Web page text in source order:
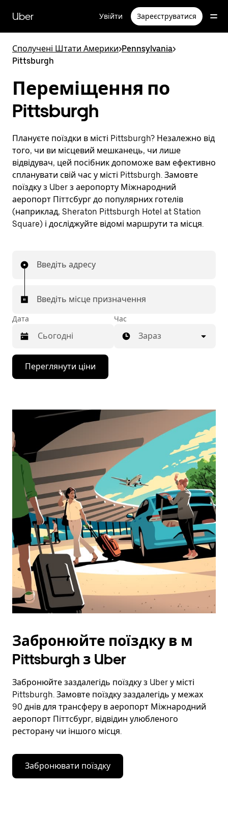
основного
вмісту
Uber Увійти Зареєструватися
Сполучені Штати Америки>Pennsylvania>
Pittsburgh
Переміщення по
Pittsburgh
Плануєте поїздки в місті Pittsburgh? Незалежно від
того, чи ви місцевий мешканець, чи лише
відвідувач, цей посібник допоможе вам ефективно
спланувати свій час у місті Pittsburgh. Замовте
поїздку з Uber з аеропорту Міжнародний
аеропорт Піттсбург до популярних готелів
(наприклад, Sheraton Pittsburgh Hotel at Station
Square) і досліджуйте відомі маршрути та місця.
Введіть адресу
Введіть місце призначення
Дата
Натисніть
клавішу
зі
відкрити
і
вибрати
дату.
Щоб
закрити
календар,
натисніть
клавішу
ESC.
Час
Зараз
Переглянути ціни
Забронюйте поїздку в м
Pittsburgh з Uber
Забронюйте заздалегідь поїздку з Uber у місті
Pittsburgh. Замовте поїздку заздалегідь у межах
90 днів для трансферу в аеропорт Міжнародний
аеропорт Піттсбург, відвідин улюбленого
ресторану чи іншого місця.
Забронювати поїздку